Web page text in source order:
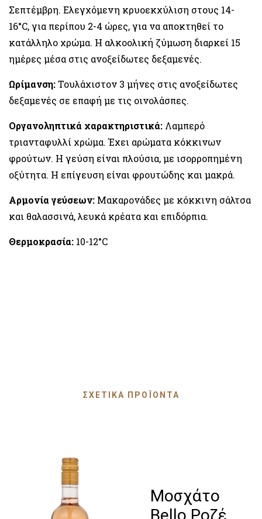
Σεπτέμβρη. Ελεγχόμενη κρυοεκχύλιση στους 14-
16°C, για περίπου 2-4 ώρες, για να αποκτηθεί το
κατάλληλο χρώμα. Η αλκοολική ζύμωση διαρκεί 15
ημέρες μέσα στις ανοξείδωτες δεξαμενές.
Ωρίμανση:Τουλάχιστον 3 μήνες στις ανοξείδωτες
δεξαμενές σε επαφή με τις οινολάσπες.
Οργανοληπτικά χαρακτηριστικά: Λαμπερό
τριανταφυλλί χρώμα. Έχει αρώματα κόκκινων
φρούτων. Η γεύση είναι πλούσια, με ισορροπημένη
οξύτητα. Η επίγευση είναι φρουτώδης και μακρά.
Αρμονία γεύσεων: Μακαρονάδες με κόκκινη σάλτσα
και θαλασσινά, λευκά κρέατα και επιδόρπια.
Θερμοκρασία: 10-12°C
ΣΧΕΤΙΚΆ ΠΡΟΪΌΝΤΑ
Μοσχάτο